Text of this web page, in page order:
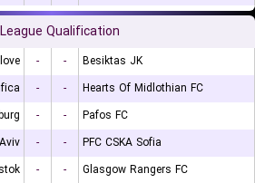
Qualification
- -
Besiktas JK
- -
Hearts Of Midlothian FC
- -
Pafos FC
- -
PFC CSKA Sofia
- -
Glasgow Rangers FC